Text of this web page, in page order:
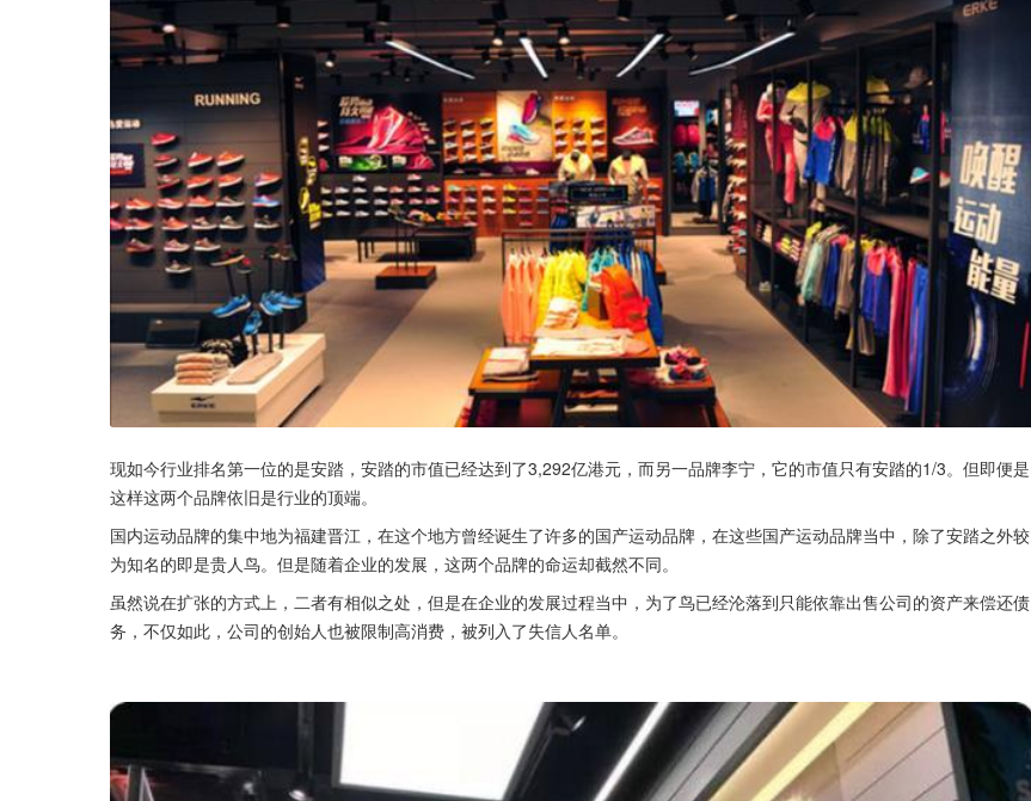
现如今行业排名第一位的是安踏，安踏的市值已经达到了3,292亿港元，而另一品牌李宁，它的市值只有安踏的1/3。但即便是
这样这两个品牌依旧是行业的顶端。
国内运动品牌的集中地为福建晋江，在这个地方曾经诞生了许多的国产运动品牌，在这些国产运动品牌当中，除了安踏之外较
为知名的即是贵人鸟。但是随着企业的发展，这两个品牌的命运却截然不同。
虽然说在扩张的方式上，二者有相似之处，但是在企业的发展过程当中，为了鸟已经沦落到只能依靠出售公司的资产来偿还债
务，不仅如此，公司的创始人也被限制高消费，被列入了失信人名单。